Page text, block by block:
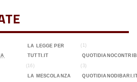
LA LEGGE PER
TUTTI.IT
(16)
LA MESCOLANZA
(1)
(3)